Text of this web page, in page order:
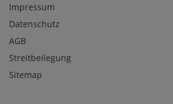
Impressum
Datenschutz
AGB
Streitbeilegung
Sitemap